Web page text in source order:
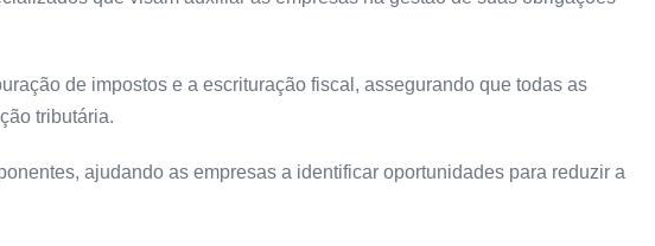
de impostos e a escrituração fiscal, assegurando que todas as
tributária.
ajudando as empresas a identificar oportunidades para reduzir a